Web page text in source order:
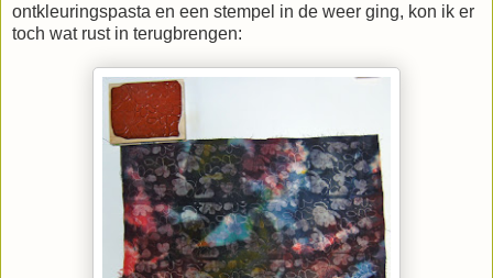
ontkleuringspasta en een stempel in de weer ging, kon ik er
toch wat rust in terugbrengen: